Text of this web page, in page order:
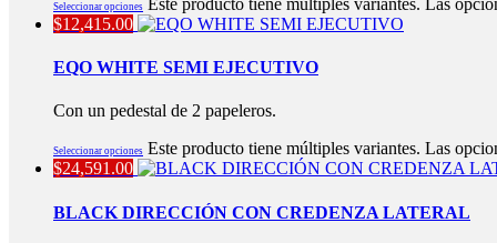
Seleccionar opciones Este producto tiene múltiples variantes. Las
$12,415.00
EQO WHITE SEMI EJECUTIVO
Con un pedestal de 2 papeleros.
Seleccionar opciones Este producto tiene múltiples variantes. Las
$24,591.00
BLACK DIRECCIÓN CON CREDENZA LATERAL